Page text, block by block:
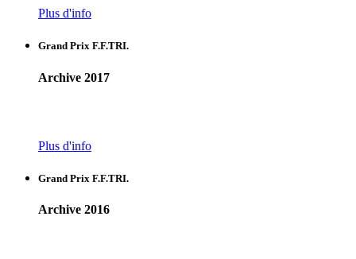
Plus d'info
Grand Prix F.F.TRI.
Archive 2017
Plus d'info
Grand Prix F.F.TRI.
Archive 2016